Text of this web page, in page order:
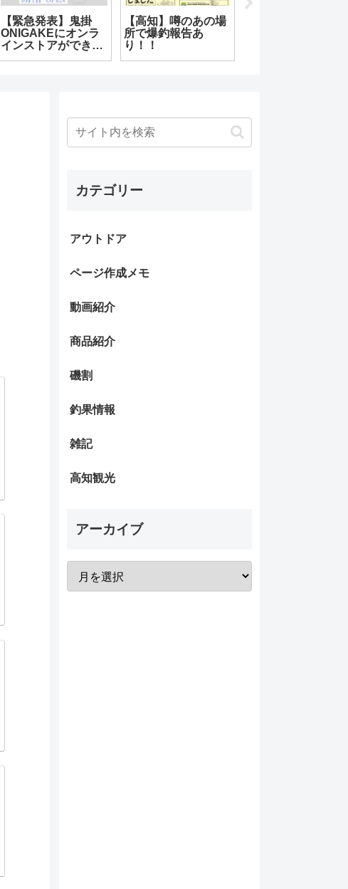
【緊急発表】鬼掛
ONIGAKEにオンラ
インストアができる
【高知】噂のあの場
所で爆釣報告あ
り！！
カテゴリー
アウトドア
ページ作成メモ
動画紹介
商品紹介
磯割
釣果情報
雑記
高知観光
アーカイブ